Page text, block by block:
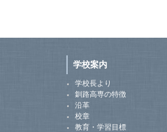
学校案内
学校長より
釧路高専の特徴
沿革
校章
教育・学習目標